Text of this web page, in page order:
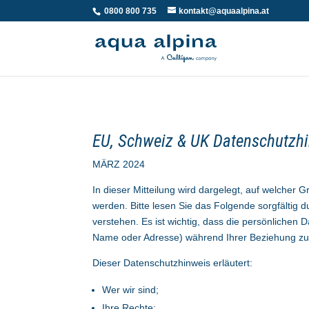
0800 800 735 kontakt@aquaalpina.at
EU, Schweiz & UK
MÄRZ 2024
In dieser Mitteilung wird dargelegt, auf welcher
werden. Bitte lesen Sie das Folgende sorgfältig
verstehen. Es ist wichtig, dass die persönlichen
Name oder Adresse) während Ihrer Beziehung
Dieser Datenschutzhinweis erläutert:
Wer wir sind;